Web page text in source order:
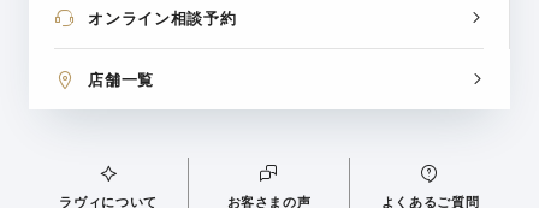
オンライン相談予約
店舗一覧
ラヴィについて お客さまの声 よくあるご質問